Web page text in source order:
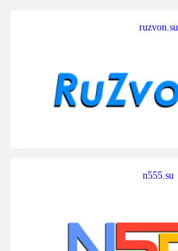
ruzvon.su
n555.su